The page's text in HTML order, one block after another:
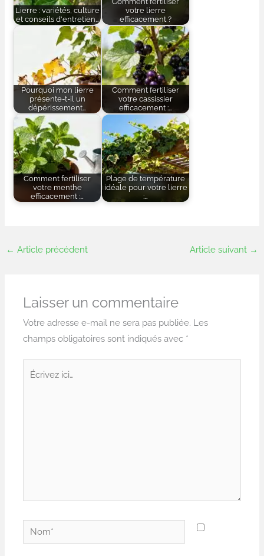
Lierre : variétés, culture
et conseils d'entretien…
votre lierre
efficacement ?
Pourquoi mon lierre
présente-t-il un
dépérissement…
Comment fertiliser
votre cassissier
efficacement :…
Comment fertiliser
votre menthe
efficacement :…
Plage de température
idéale pour votre lierre
:…
← Article précédent Article suivant →
Laisser un commentaire
Votre adresse e-mail ne sera pas publiée. Les
champs obligatoires sont indiqués avec *
Nom*